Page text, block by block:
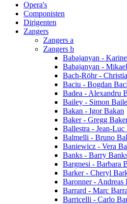
Opera's
Componisten
Dirigenten
Zangers
Zangers a
Zangers b
Babajanyan -
Babajanyan -
Bach-Röhr -
Baciu - Bogdan
Badea - Alexandru
Bailey - Simon
Bakan - Igor Bakan
Baker - Gregg
Ballestra - Jean-Luc
Balmelli - Bruno
Baniewicz - Vera
Banks - Barry
Bargnesi - Barbara
Barker - Cheryl
Baronner - Andreas
Barrard - Marc
Barricelli - Carlo